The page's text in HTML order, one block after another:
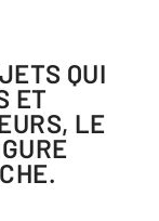
ET
LE